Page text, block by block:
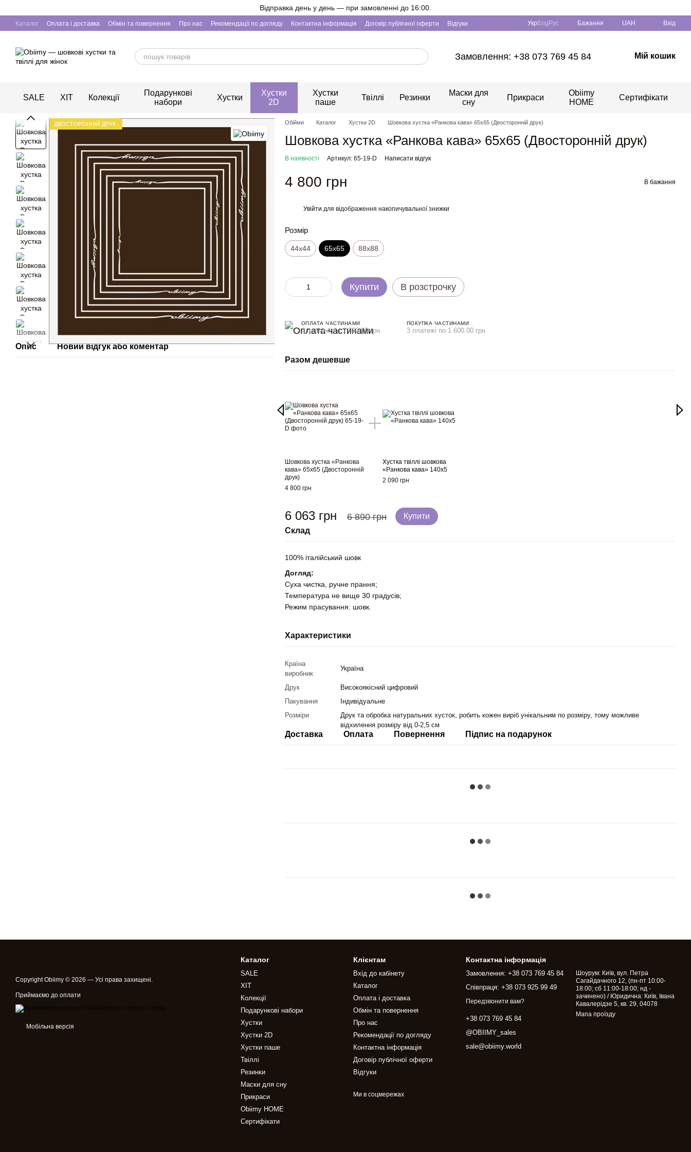
Відправка день у день — при замовленні до 16:00.
Каталог Оплата і доставка Обмін та повернення Про нас Рекомендації по догляду Контактна інформація Договір публічної оферти Відгуки Укр Eng Рус Бажання UAH Вхід
Замовлення: +38 073 769 45 84 Мій кошик
SALE ХІТ Колекції
Подарункові
набори
Хустки
Хустки
2D
Хустки
паше
Твіллі Резинки
Маски для
сну
Прикраси
Obiimy
HOME
Сертифікати
ДВОСТОРОННІЙ ДРУК
Опис Новий відгук або коментар
Обійми Каталог Хустки 2D Шовкова хустка «Ранкова кава» 65x65 (Двосторонній друк)
Шовкова хустка «Ранкова кава» 65x65 (Двосторонній друк)
В наявності Артикул: 65-19-D Написати відгук
4 800 грн В бажання
Увійти для відображення накопичувальної знижки
Розмір
44х44 65x65 88x88
Купити В розстрочку
ОПЛАТА ЧАСТИНАМИ
4 платежі по 1 200.00 грн
ПОКУПКА ЧАСТИНАМИ
3 платежі по 1 600.00 грн
Разом дешевше
Шовкова хустка «Ранкова
кава» 65x65 (Двосторонній
друк)
4 800 грн
Хустка твіллі шовкова
«Ранкова кава» 140x5
2 090 грн
6 063 грн 6 890 грн Купити
Склад
100% італійський шовк
Догляд:
Суха чистка, ручне прання;
Температура не вище 30 градусів;
Режим прасування: шовк.
Характеристики
Країна
виробник
Україна
Друк
Високоякісний цифровий
Пакування
Індивідуальне
Розміри
Друк та обробка натуральних хусток, робить кожен виріб унікальним по розміру, тому можливе
відхилення розміру від 0-2,5 см
Доставка Оплата Повернення Підпис на подарунок
Copyright Obiimy © 2026 — Усі права захищені.
Приймаємо до оплати
Мобільна версія
Каталог
SALE
ХІТ
Колекції
Подарункові набори
Хустки
Хустки 2D
Хустки паше
Твіллі
Резинки
Маски для сну
Прикраси
Obiimy HOME
Сертифікати
Клієнтам
Вхід до кабінету
Каталог
Оплата і доставка
Обмін та повернення
Про нас
Рекомендації по догляду
Контактна інформація
Договір публічної оферти
Відгуки
Ми в соцмережах
Контактна інформація
Замовлення: +38 073 769 45 84
Співпраця: +38 073 925 99 49
Передзвонити вам?
+38 073 769 45 84
@OBIIMY_sales
sale@obiimy.world
Шоурум: Київ, вул. Петра
Сагайдачного 12, (пн-пт 10:00-
18:00; сб 11:00-18:00; нд -
зачинено) / Юридична: Київ, Івана
Кавалерідзе 5, кв. 29, 04078
Мапа проїзду